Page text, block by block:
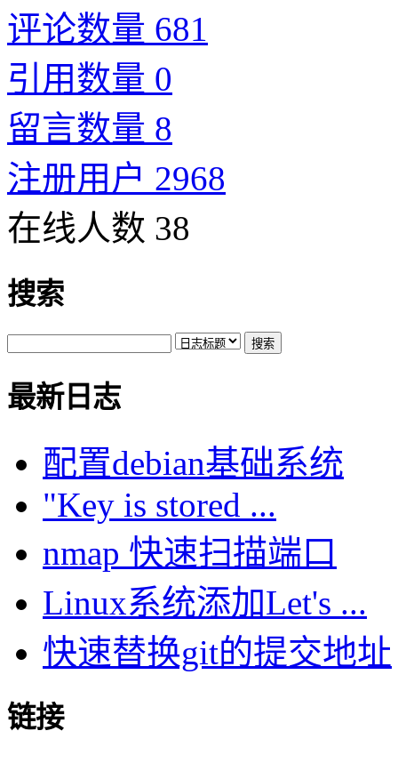
评论数量 681
引用数量 0
留言数量 8
注册用户 2968
在线人数 38
搜索
最新日志
配置debian基础系统
"Key is stored ...
nmap 快速扫描端口
Linux系统添加Let's ...
快速替换git的提交地址
链接